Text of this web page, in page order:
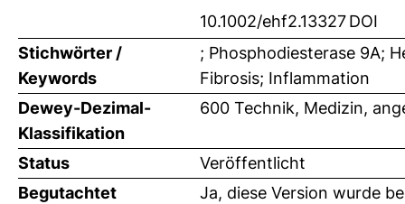
10.1002/ehf2.13327DOI
Stichwörter /
Keywords
; Phosphodiesterase 9A;
Fibrosis; Inflammation
Dewey-Dezimal-
Klassifikation
600 Technik, Medizin,
Status
Veröffentlicht
Begutachtet
Ja, diese Version wurde